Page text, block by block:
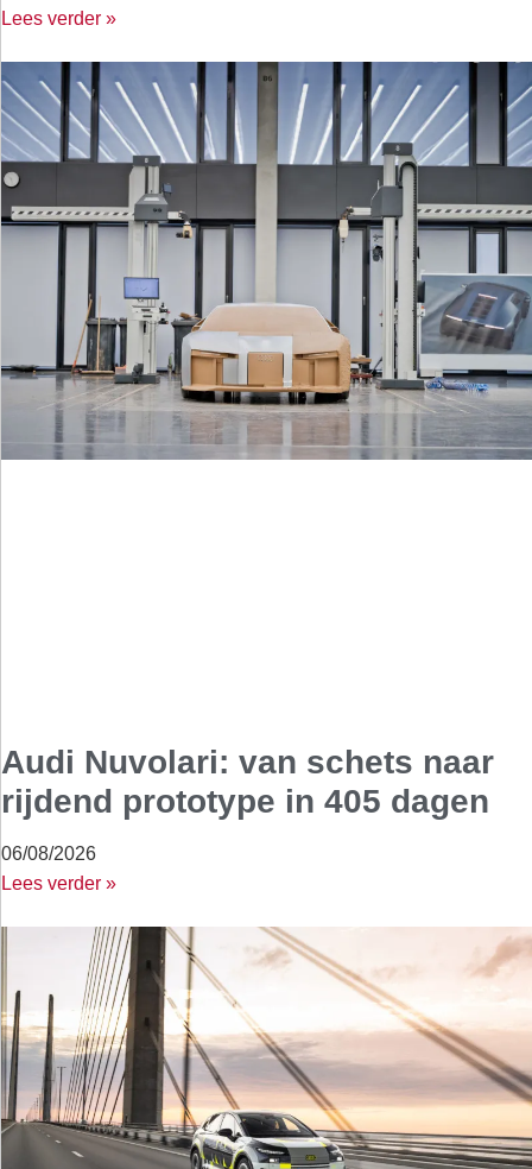
Lees verder »
Audi Nuvolari: van schets naar
rijdend prototype in 405 dagen
06/08/2026
Lees verder »